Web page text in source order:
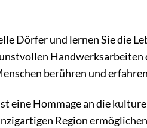
Dörfer und lernen Sie die
berühren und
eine Hommage an die
Region